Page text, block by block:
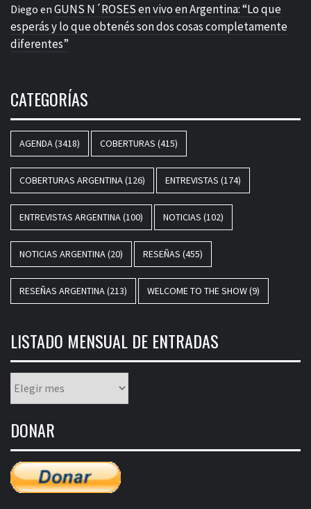
Diego en GUNS N´ROSES en vivo en Argentina: “Lo que
esperás y lo que obtenés son dos cosas completamente
diferentes”
CATEGORÍAS
AGENDA(3418) COBERTURAS (415)
COBERTURAS ARGENTINA(126) ENTREVISTAS (174)
ENTREVISTAS ARGENTINA(100) NOTICIAS (102)
NOTICIAS ARGENTINA(20) RESEÑAS (455)
RESEÑAS ARGENTINA(213) WELCOME TO THE SHOW(9)
LISTADO MENSUAL DE ENTRADAS
mensual
entradas
DONAR